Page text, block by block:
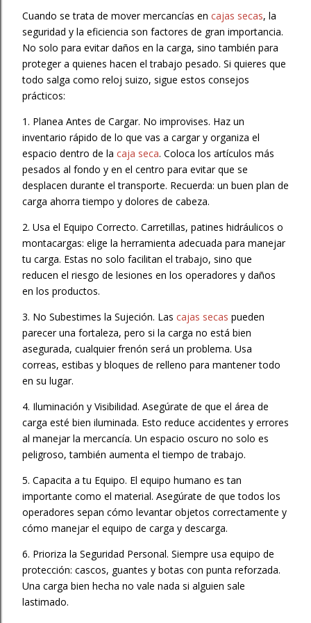
Cuando se trata de mover mercancías en cajas secas, la
seguridad y la eficiencia son factores de gran importancia.
No solo para evitar daños en la carga, sino también para
proteger a quienes hacen el trabajo pesado. Si quieres que
todo salga como reloj suizo, sigue estos consejos
prácticos:
1. Planea Antes de Cargar. No improvises. Haz un
inventario rápido de lo que vas a cargar y organiza el
espacio dentro de la caja seca. Coloca los artículos más
pesados al fondo y en el centro para evitar que se
desplacen durante el transporte. Recuerda: un buen plan de
carga ahorra tiempo y dolores de cabeza.
2. Usa el Equipo Correcto. Carretillas, patines hidráulicos o
montacargas: elige la herramienta adecuada para manejar
tu carga. Estas no solo facilitan el trabajo, sino que
reducen el riesgo de lesiones en los operadores y daños
en los productos.
3. No Subestimes la Sujeción. Las cajas secas pueden
parecer una fortaleza, pero si la carga no está bien
asegurada, cualquier frenón será un problema. Usa
correas, estibas y bloques de relleno para mantener todo
en su lugar.
4. Iluminación y Visibilidad. Asegúrate de que el área de
carga esté bien iluminada. Esto reduce accidentes y errores
al manejar la mercancía. Un espacio oscuro no solo es
peligroso, también aumenta el tiempo de trabajo.
5. Capacita a tu Equipo. El equipo humano es tan
importante como el material. Asegúrate de que todos los
operadores sepan cómo levantar objetos correctamente y
cómo manejar el equipo de carga y descarga.
6. Prioriza la Seguridad Personal. Siempre usa equipo de
protección: cascos, guantes y botas con punta reforzada.
Una carga bien hecha no vale nada si alguien sale
lastimado.